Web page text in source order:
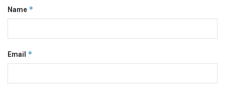
Name *
Email *